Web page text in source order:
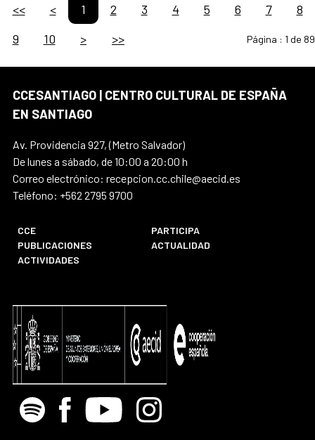
<< < 1 2 3 4 5 6 7
8
9
10 > >> Página : 1 de 89
CCESANTIAGO | CENTRO CULTURAL DE ESPAÑA
EN SANTIAGO
Av. Providencia 927, (Metro Salvador)
De lunes a sábado, de 10:00 a 20:00 h
Correo electrónico: recepcion.cc.chile@aecid.es
Teléfono: +562 2795 9700
CCE
PARTICIPA
PUBLICACIONES
ACTUALIDAD
ACTIVIDADES
Spotify Facebook
Youtube Instagram